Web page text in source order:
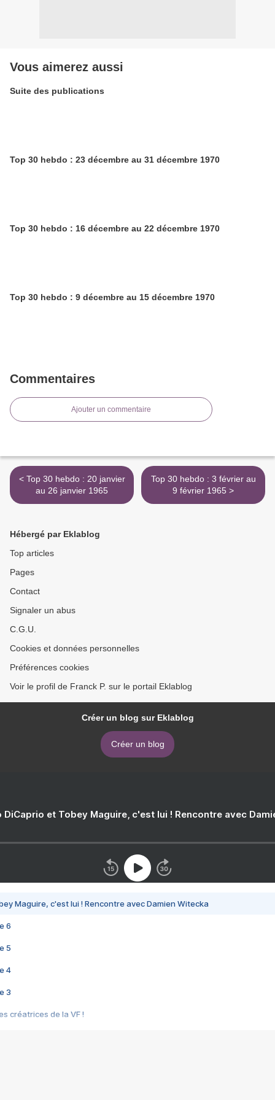
Vous aimerez aussi
Suite des publications
Top 30 hebdo : 23 décembre au 31 décembre 1970
Top 30 hebdo : 16 décembre au 22 décembre 1970
Top 30 hebdo : 9 décembre au 15 décembre 1970
Commentaires
Ajouter un commentaire
< Top 30 hebdo : 20 janvier
au 26 janvier 1965
Top 30 hebdo : 3 février au
9 février 1965 >
Hébergé par Eklablog
Top articles
Pages
Contact
Signaler un abus
C.G.U.
Cookies et données personnelles
Préférences cookies
Voir le profil de Franck P. sur le portail Eklablog
Créer un blog sur Eklablog
Créer un blog
DiCaprio et Tobey Maguire, c'est lui ! Rencontre avec
Maguire, c'est lui ! Rencontre avec Damien Witecka
6
5
4
3
créatrices de la VF !